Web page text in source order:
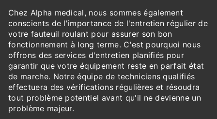
Chez Alpha medical, nous sommes également
conscients de l'importance de l'entretien régulier de
votre fauteuil roulant pour assurer son bon
fonctionnement à long terme. C'est pourquoi nous
offrons des services d'entretien planifiés pour
garantir que votre équipement reste en parfait état
de marche. Notre équipe de techniciens qualifiés
effectuera des vérifications régulières et résoudra
tout problème potentiel avant qu'il ne devienne un
problème majeur.